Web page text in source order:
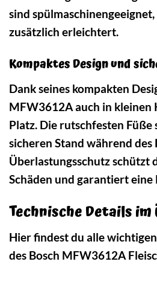
sind
zusätzlich erleichtert.
Kompaktes Design und
Dank seines kompakten
MFW3612A auch in kleinen
Platz. Die rutschfesten Füße
sicheren Stand während des
Überlastungsschutz schützt
Schäden und garantiert eine
Technische Details
Hier findest du alle
des Bosch MFW3612A